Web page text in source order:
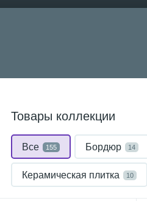
Товары коллекции
Все 155 Бордюр 14
Керамическая плитка 10